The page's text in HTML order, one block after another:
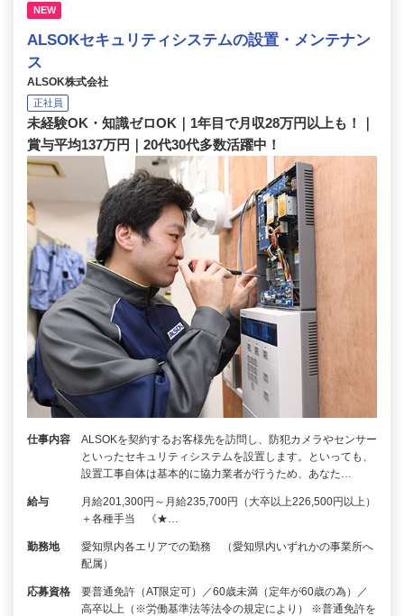
NEW
ALSOKセキュリティシステムの設置・メンテナン
ス
ALSOK株式会社
正社員
未経験OK・知識ゼロOK｜1年目で月収28万円以上も！｜
賞与平均137万円｜20代30代多数活躍中！
仕事内容
ALSOKを契約するお客様先を訪問し、防犯カメラやセンサー
といったセキュリティシステムを設置します。といっても、
設置工事自体は基本的に協力業者が行うため、あなた…
給与
月給201,300円～月給235,700円（大卒以上226,500円以上）
＋各種手当 《★…
勤務地
愛知県内各エリアでの勤務 （愛知県内いずれかの事業所へ
配属）
応募資格
要普通免許（AT限定可）／60歳未満（定年が60歳の為）／
高卒以上（※労働基準法等法令の規定により） ※普通免許を